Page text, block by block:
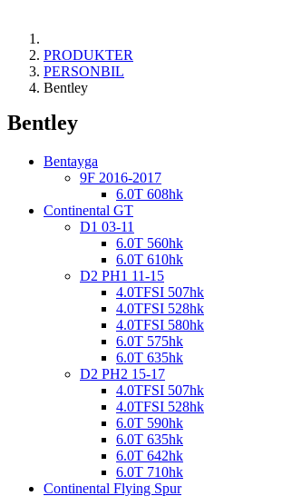
PRODUKTER
PERSONBIL
Bentley
Bentley
Bentayga
9F 2016-2017
6.0T 608hk
Continental GT
D1 03-11
6.0T 560hk
6.0T 610hk
D2 PH1 11-15
4.0TFSI 507hk
4.0TFSI 528hk
4.0TFSI 580hk
6.0T 575hk
6.0T 635hk
D2 PH2 15-17
4.0TFSI 507hk
4.0TFSI 528hk
6.0T 590hk
6.0T 635hk
6.0T 642hk
6.0T 710hk
Continental Flying Spur